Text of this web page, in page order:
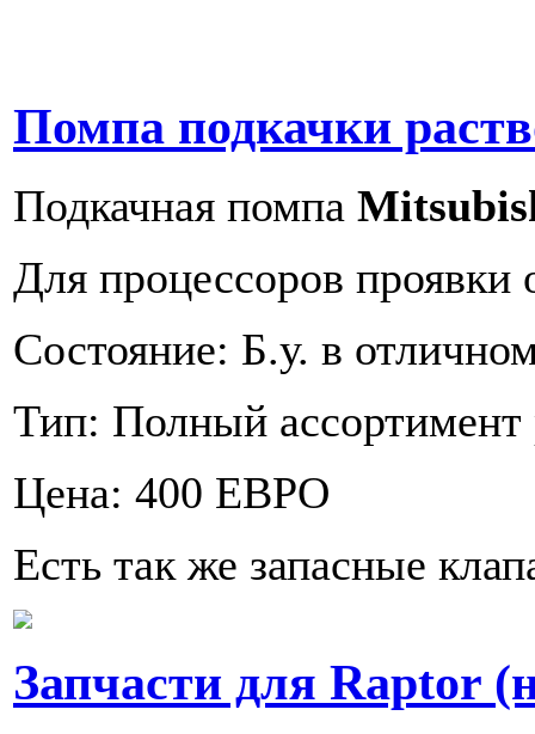
Помпа подкачки
Подкачная помпа
Для процессоров проявки
Состояние: Б.у. в
Тип: Полный ассортимент
Цена: 400 ЕВРО
Есть так же запасные
Запчасти для Raptor